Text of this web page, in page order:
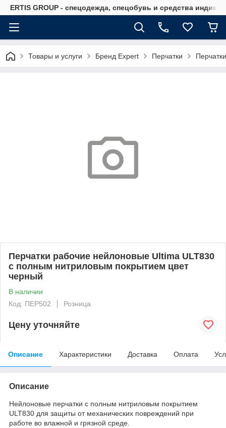
ERTIS GROUP - спецодежда, спецобувь и средства
Товары и услуги Бренд Expert Перчатки
Перчатки рабочие нейлоновые Ultima ULT830
с полным нитриловым покрытием цвет
черный
В наличии
Код: ПЕР502
Розница
Цену уточняйте
Описание Характеристики Доставка Оплата
Описание
Нейлоновые перчатки с полным нитриловым покрытием
ULT830 для защиты от механических повреждений при
работе во влажной и грязной среде.